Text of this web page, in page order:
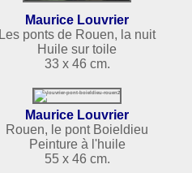
Maurice Louvrier
Les ponts de Rouen, la nuit
Huile sur toile
33 x 46 cm.
Maurice Louvrier
Rouen, le pont Boieldieu
Peinture à l'huile
55 x 46 cm.